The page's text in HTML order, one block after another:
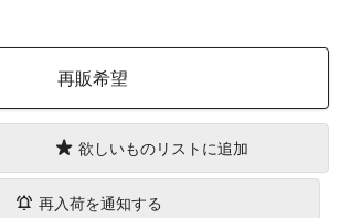
再販希望
欲しいものリストに追加
再入荷を通知する